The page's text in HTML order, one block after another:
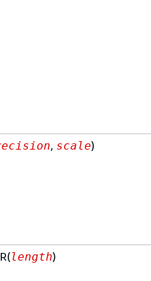
, scale)
length)